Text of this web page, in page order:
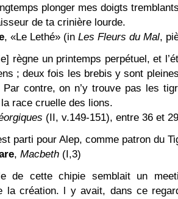
plonger mes doigts
de ta crinière lourde.
, «Le Lethé» (in Les Fleurs du Mal,
règne un printemps perpétuel, et
; deux fois les brebis y sont
contre, on n’y trouve pas les
race cruelle des lions.
(II, v.149-151), entre 36 et
parti pour Alep, comme patron du
, Macbeth (I,3)
de cette chipie semblait un
la création. l y avait, dans ce